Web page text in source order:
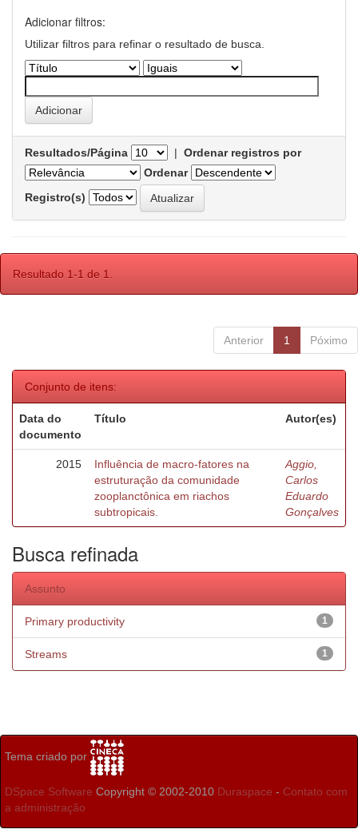
Adicionar filtros:
Utilizar filtros para refinar o resultado de busca.
Resultados/Página | Ordenar registros por
Ordenar
Registro(s)
Resultado 1-1 de 1.
Anterior 1 Póximo
Conjunto de itens:
Data do
documento
Título Autor(es)
2015
Influência de macro-fatores na
estruturação da comunidade
zooplanctônica em riachos
subtropicais.
Aggio,
Carlos
Eduardo
Gonçalves
Busca refinada
Assunto
1
Primary productivity
1
Streams
Tema criado por
DSpace Software Copyright © 2002-2010 Duraspace - Contato com
a administração